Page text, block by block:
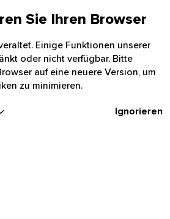
Sie Ihren Browser
Einige Funktionen unserer
oder nicht verfügbar. Bitte
auf eine neuere Version, um
zu minimieren.
Ignorieren